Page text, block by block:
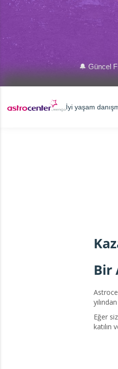
🔔 Güncel
İyi yaşam
Bir
Eğer
katılın